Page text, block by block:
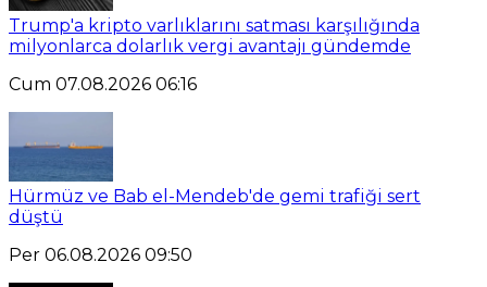
Trump'a kripto varlıklarını satması karşılığında
milyonlarca dolarlık vergi avantajı gündemde
Cum 07.08.2026 06:16
Hürmüz ve Bab el-Mendeb'de gemi trafiği sert
düştü
Per 06.08.2026 09:50